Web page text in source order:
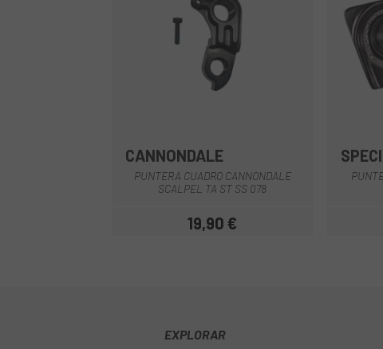
Multi
CANNONDALE
PUNTERA CUADRO CANNONDALE
SCALPEL TA ST SS 078
Precio
19,90 €
EXPLORAR